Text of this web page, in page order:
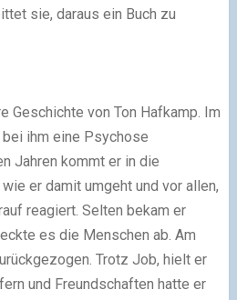
sie, daraus ein Buch zu
Geschichte von Ton Hafkamp. Im
ihm eine Psychose
Jahren kommt er in die
er damit umgeht und vor allen,
reagiert. Selten bekam er
es die Menschen ab. Am
Trotz Job, hielt er
und Freundschaften hatte er